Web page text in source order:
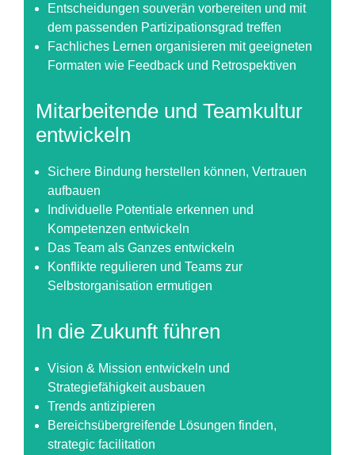
Entscheidungen souverän vorbereiten und mit
dem passenden Partizipationsgrad treffen
Fachliches Lernen organisieren mit geeigneten
Formaten wie Feedback und Retrospektiven
Mitarbeitende und Teamkultur
entwickeln
Sichere Bindung herstellen können, Vertrauen
aufbauen
Individuelle Potentiale erkennen und
Kompetenzen entwickeln
Das Team als Ganzes entwickeln
Konflikte regulieren und Teams zur
Selbstorganisation ermutigen
In die Zukunft führen
Vision & Mission entwickeln und
Strategiefähigkeit ausbauen
Trends antizipieren
Bereichsübergreifende Lösungen finden,
strategic facilitation